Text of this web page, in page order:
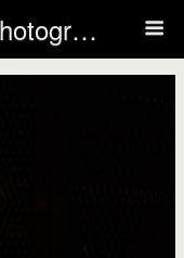
Laurent Fauviaux Photography